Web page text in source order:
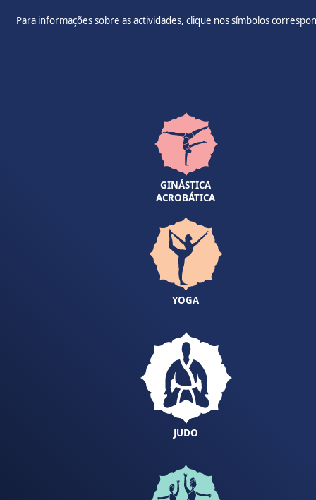
Para informações sobre as actividades, clique nos símbolos
GINÁSTICA
ACROBÁTICA
YOGA
JUDO